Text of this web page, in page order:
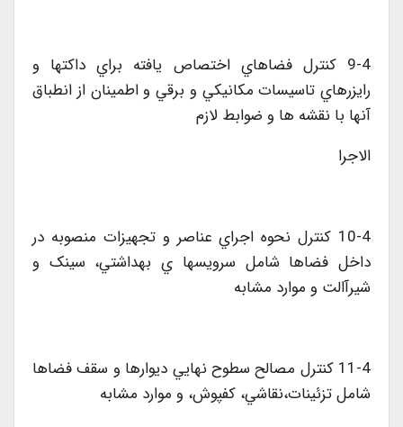
9-4 کنترل فضاهاي اختصاص يافته براي داکتها و
رايزرهاي تاسيسات مکانيکي و برقي و اطمينان از انطباق
آنها با نقشه ها و ضوابط لازم
الاجرا
10-4 کنترل نحوه اجراي عناصر و تجهيزات منصوبه در
داخل فضاها شامل سرويسها ي بهداشتي، سينک و
شيرآالت و موارد مشابه
11-4 کنترل مصالح سطوح نهايي ديوارها و سقف فضاها
شامل تزئينات،نقاشي، کفپوش، و موارد مشابه